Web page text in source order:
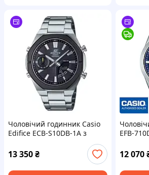
Чоловічий годинник Casio
Edifice ECB-S10DB-1A з
Bluetooth та сапфіровим
склом
13 350₴
EFB-
12 070